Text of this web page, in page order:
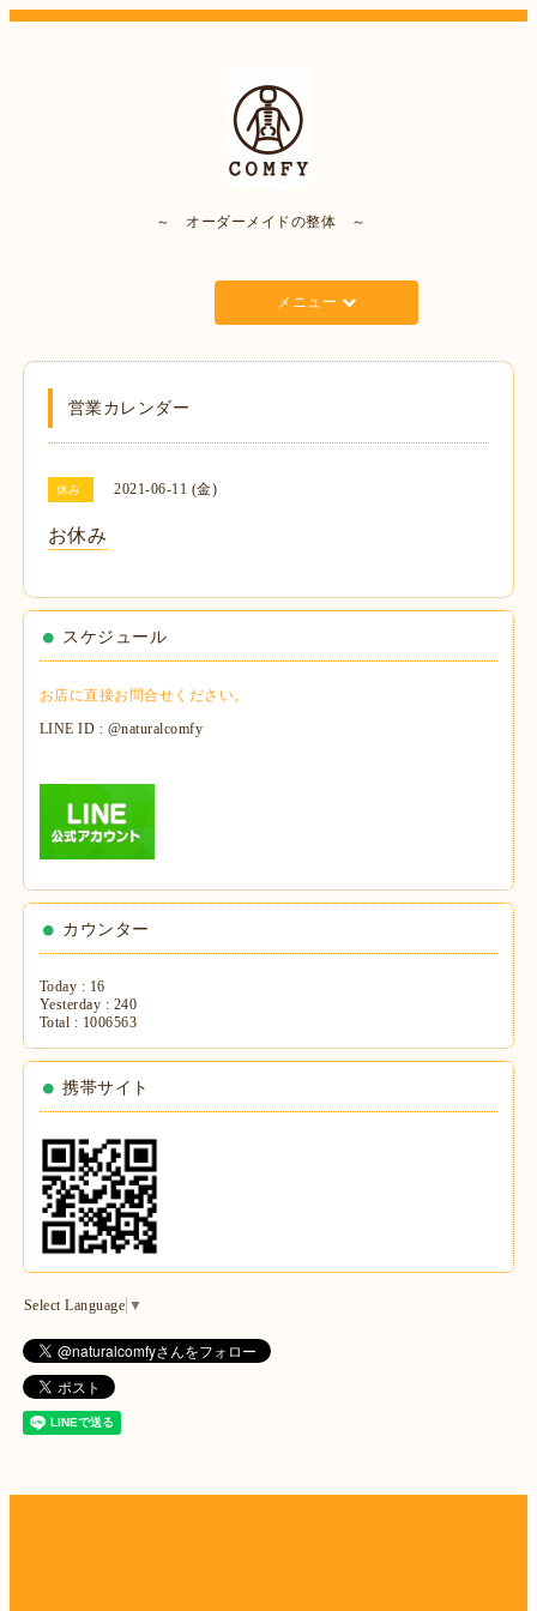
～ オーダーメイドの整体 ～
メニュー
営業カレンダー
休み 2021-06-11 (金)
お休み
スケジュール
お店に直接お問合せください。
LINE ID : @naturalcomfy
カウンター
Today : 16
Yesterday : 240
Total : 1006563
携帯サイト
Select Language ▼